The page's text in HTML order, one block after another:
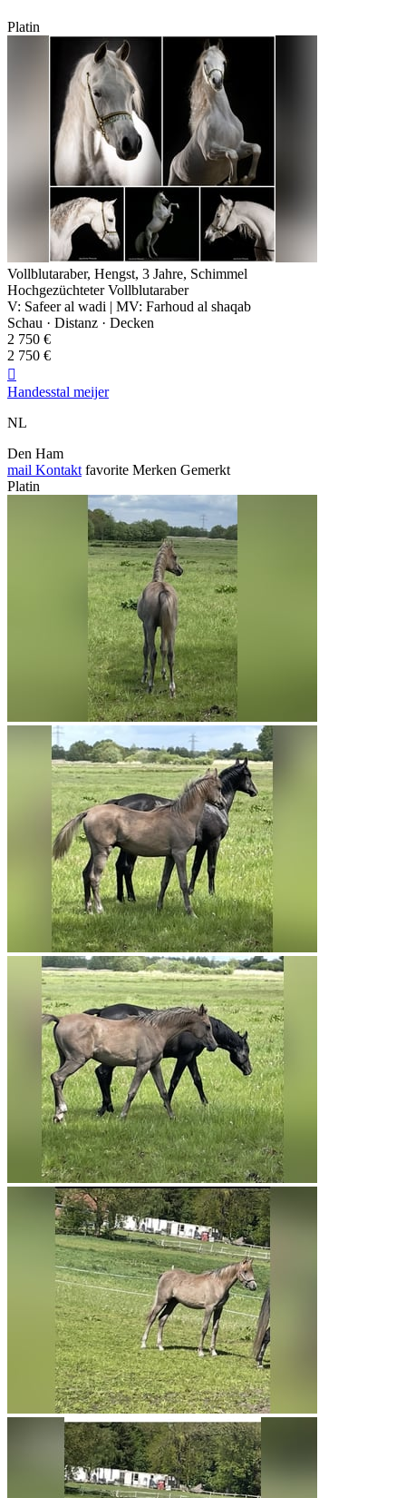
Platin
Vollblutaraber, Hengst, 3 Jahre, Schimmel
Hochgezüchteter Vollblutaraber
V: Safeer al wadi | MV: Farhoud al shaqab
Schau · Distanz · Decken
2 750 €
2 750 €

Handesstal meijer
NL
Den Ham
mail Kontakt favorite Merken Gemerkt
Platin